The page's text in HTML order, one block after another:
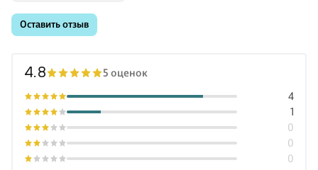
Оставить отзыв
4.8 5 оценок
0
0
0
1
4